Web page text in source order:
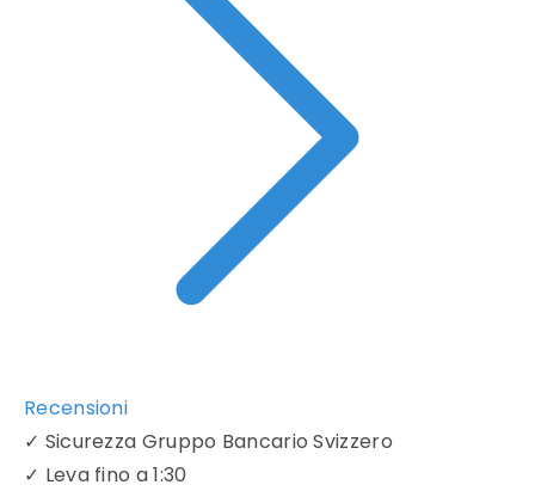
Recensioni
✓ Sicurezza Gruppo Bancario Svizzero
✓ Leva fino a 1:30